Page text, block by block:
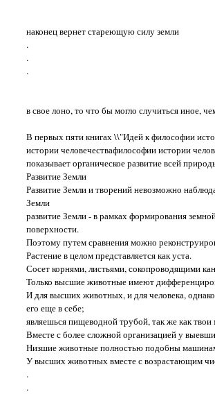
наконец вернет стареющую силу земли
.
.
.
в свое лоно, то что бы могло случиться иное,
В первых пяти книгах \\"Идей к философии
истории человечествафилософии истории
показывает органическое развитие всей
Развитие Земли
Развитие Земли и творений невозможно
Земли
развитие Земли - в рамках формирования
поверхности.
Поэтому путем сравнения можно
Растение в целом представляется как уста.
Сосет корнями, листьями, сокопроводящими
Только высшие животные имеют
И для высших животных, и для человека,
его еще в себе;
являешься пищеводной трубой, так же как
Вместе с более сложной организацией у
Низшие животные полностью подобны
У высших животных вместе с возрастающим
.
.